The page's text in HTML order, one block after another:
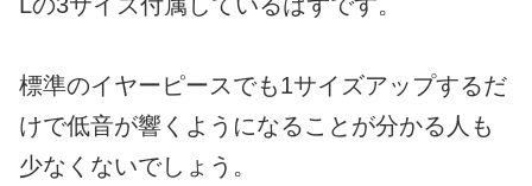
標準のイヤーピースでも1サイズアップするだ
けで低音が響くようになることが分かる人も
少なくないでしょう。